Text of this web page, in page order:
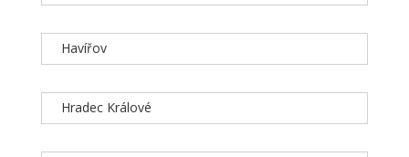
Havířov
Hradec Králové